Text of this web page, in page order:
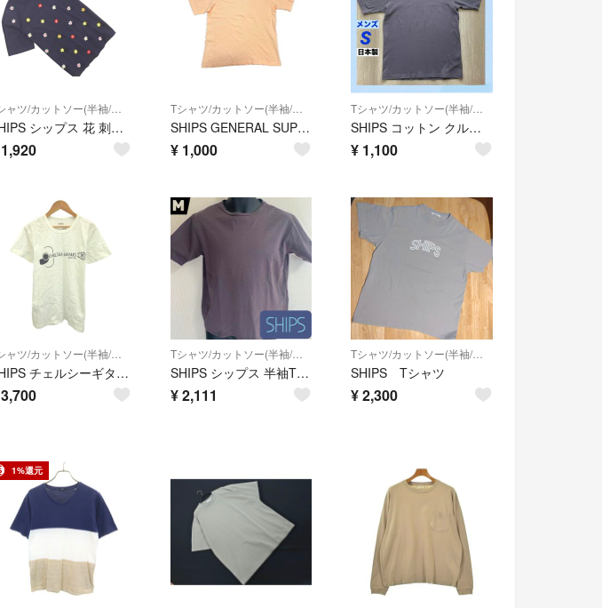
Tシャツ/カットソー(半袖/袖なし)
SHIPS シップス 花 刺繍 Tシャツ sizeM/紺 ■◆ メンズ
1,920
Tシャツ/カットソー(半袖/袖なし)
SHIPS GENERAL SUPPLY シップス ジェネラルサプライ Tシャツ
¥ 1,000
Tシャツ/カットソー(半袖/袖なし)
SHIPS コットン クルーネック Tシャツ メンズ グレー 綿100% 日本製 シップス 送料無料
¥ 1,100
Tシャツ/カットソー(半袖/袖なし)
SHIPS チェルシーギターズ Chelsea Guitars Tシャツ S 白
3,700
Tシャツ/カットソー(半袖/袖なし)
SHIPS シップス 半袖Tシャツ 古着美品 チャコール M メンズ ストレッチ
¥2,111
Tシャツ/カットソー(半袖/袖なし)
SHIPS Tシャツ
¥2,300
1%還元